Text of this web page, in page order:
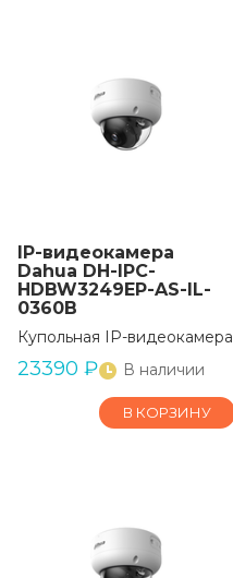
IP-видеокамера
Dahua DH-IPC-
HDBW3249EP-AS-IL-
0360B
Купольная IP-видеокамера
23390 ₽ В наличии
В КОРЗИНУ